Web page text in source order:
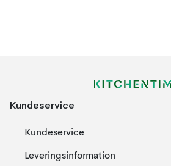
Kundeservice
Kundeservice
Leveringsinformation